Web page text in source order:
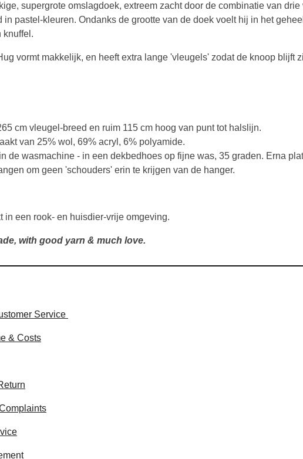
supergrote omslagdoek, extreem zacht door de combinatie van
in pastel-kleuren. Ondanks de grootte van de doek voelt hij in het
knuffel.
vormt makkelijk, en heeft extra lange 'vleugels' zodat de knoop blijft
cm vleugel-breed en ruim 115 cm hoog van punt tot halslijn.
van 25% wol, 69% acryl, 6% polyamide.
de wasmachine - in een dekbedhoes op fijne was, 35 graden. Erna
om geen 'schouders' erin te krijgen van de hanger.
in een rook- en huisdier-vrije omgeving.
with good yarn & much love.
Service
& Costs